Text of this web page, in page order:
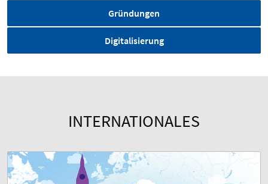
Gründungen
Digitalisierung
INTERNATIONALES